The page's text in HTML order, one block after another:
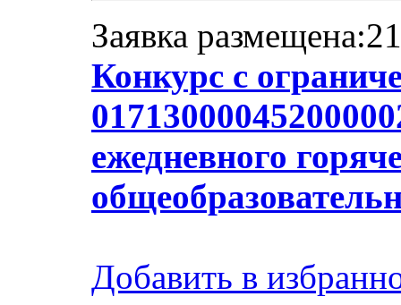
Заявка
Конкурс с
ежедневного
Добавить в